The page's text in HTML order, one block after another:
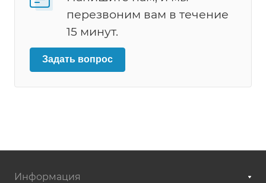
перезвоним вам в течение
15 минут.
Задать вопрос
Информация